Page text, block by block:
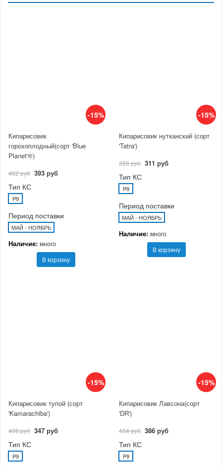
-15%
Кипарисовик
горохоплодный(сорт 'Blue
Planet'®)
462 руб 393 руб
Тип КС
P9
Период поставки
МАЙ - НОЯБРЬ
Наличие: много
В корзину
-15%
Кипарисовик нутканский (сорт
'Tatra')
366 руб 311 руб
Тип КС
P9
Период поставки
МАЙ - НОЯБРЬ
Наличие: много
В корзину
-15%
Кипарисовик тупой (сорт
'Kamarachiba')
408 руб 347 руб
Тип КС
P9
-15%
Кипарисовик Лавсона(сорт
'DR')
454 руб 386 руб
Тип КС
P9